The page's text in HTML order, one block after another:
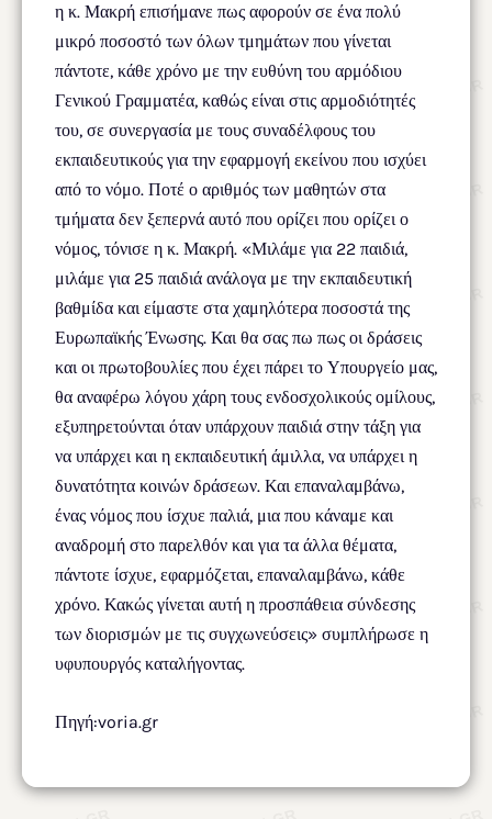
η κ. Μακρή επισήμανε πως αφορούν σε ένα πολύ
μικρό ποσοστό των όλων τμημάτων που γίνεται
πάντοτε, κάθε χρόνο με την ευθύνη του αρμόδιου
Γενικού Γραμματέα, καθώς είναι στις αρμοδιότητές
του, σε συνεργασία με τους συναδέλφους του
εκπαιδευτικούς για την εφαρμογή εκείνου που ισχύει
από το νόμο. Ποτέ ο αριθμός των μαθητών στα
τμήματα δεν ξεπερνά αυτό που ορίζει που ορίζει ο
νόμος, τόνισε η κ. Μακρή. «Μιλάμε για 22 παιδιά,
μιλάμε για 25 παιδιά ανάλογα με την εκπαιδευτική
βαθμίδα και είμαστε στα χαμηλότερα ποσοστά της
Ευρωπαϊκής Ένωσης. Και θα σας πω πως οι δράσεις
και οι πρωτοβουλίες που έχει πάρει το Υπουργείο μας,
θα αναφέρω λόγου χάρη τους ενδοσχολικούς ομίλους,
εξυπηρετούνται όταν υπάρχουν παιδιά στην τάξη για
να υπάρχει και η εκπαιδευτική άμιλλα, να υπάρχει η
δυνατότητα κοινών δράσεων. Και επαναλαμβάνω,
ένας νόμος που ίσχυε παλιά, μια που κάναμε και
αναδρομή στο παρελθόν και για τα άλλα θέματα,
πάντοτε ίσχυε, εφαρμόζεται, επαναλαμβάνω, κάθε
χρόνο. Κακώς γίνεται αυτή η προσπάθεια σύνδεσης
των διορισμών με τις συγχωνεύσεις» συμπλήρωσε η
υφυπουργός καταλήγοντας.
Πηγή:voria.gr